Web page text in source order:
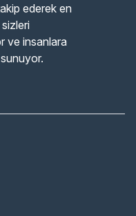
ederek en
ve insanlara